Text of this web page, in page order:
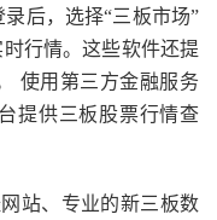
后，选择“三板市场”
行情。这些软件还提
使用第三方金融服务
提供三板股票行情查
站、专业的新三板数